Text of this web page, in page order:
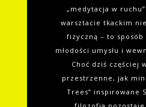
„medytacja w
warsztacie tkackim
fizyczną – to sposób
młodości umysłu i
Choć dziś częściej
przestrzenne, jak
Trees” inspirowane